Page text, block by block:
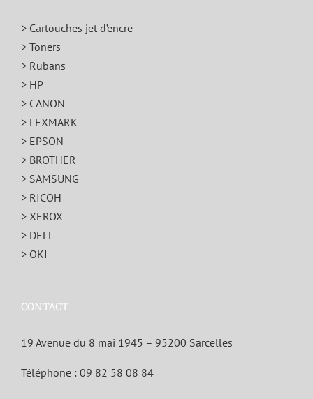
> Cartouches jet d’encre
> Toners
> Rubans
> HP
> CANON
> LEXMARK
> EPSON
> BROTHER
> SAMSUNG
> RICOH
> XEROX
> DELL
> OKI
CONTACT
19 Avenue du 8 mai 1945 – 95200 Sarcelles
Téléphone : 09 82 58 08 84